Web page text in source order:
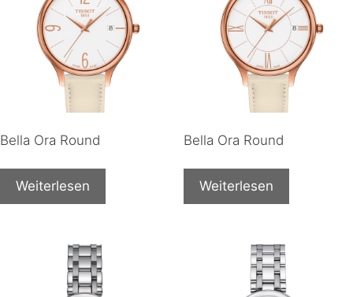
Bella Ora Round
Weiterlesen
Bella Ora Round
Weiterlesen